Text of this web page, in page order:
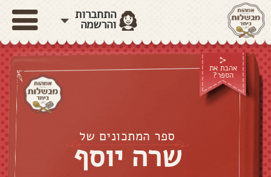
התחברות
והרשמה
אהבת את
הספר?
ספר המתכונים של
שרה יוסף